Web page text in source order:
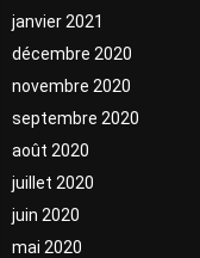
janvier 2021
décembre 2020
novembre 2020
septembre 2020
août 2020
juillet 2020
juin 2020
mai 2020